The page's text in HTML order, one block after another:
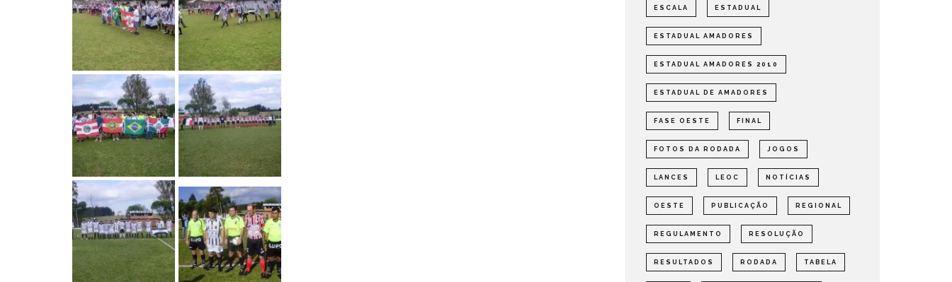
ESCALA ESTADUAL
ESTADUAL AMADORES
ESTADUAL AMADORES 2010
ESTADUAL DE AMADORES
FASE OESTE FINAL
FOTOS DA RODADA JOGOS
LANCES LEOC NOTÍCIAS
OESTE PUBLICAÇÃO REGIONAL
REGULAMENTO RESOLUÇÃO
RESULTADOS RODADA TABELA